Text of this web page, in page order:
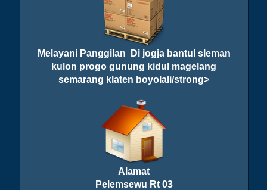
Melayani Panggilan Di jogja bantul sleman
kulon progo gunung kidul magelang
semarang klaten boyolali/strong>
Alamat
Pelemsewu Rt 03